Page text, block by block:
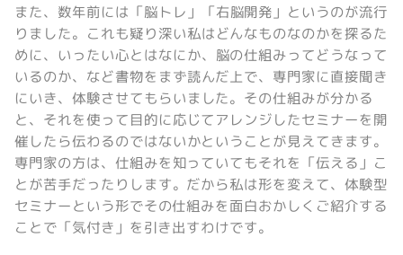
また、数年前には「脳トレ」「右脳開発」というのが流行
りました。これも疑り深い私はどんなものなのかを探るた
めに、いったい心とはなにか、脳の仕組みってどうなって
いるのか、など書物をまず読んだ上で、専門家に直接聞き
にいき、体験させてもらいました。その仕組みが分かる
と、それを使って目的に応じてアレンジしたセミナーを開
催したら伝わるのではないかということが見えてきます。
専門家の方は、仕組みを知っていてもそれを「伝える」こ
とが苦手だったりします。だから私は形を変えて、体験型
セミナーという形でその仕組みを面白おかしくご紹介する
ことで「気付き」を引き出すわけです。